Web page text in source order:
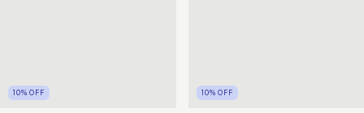
10% OFF 10% OFF